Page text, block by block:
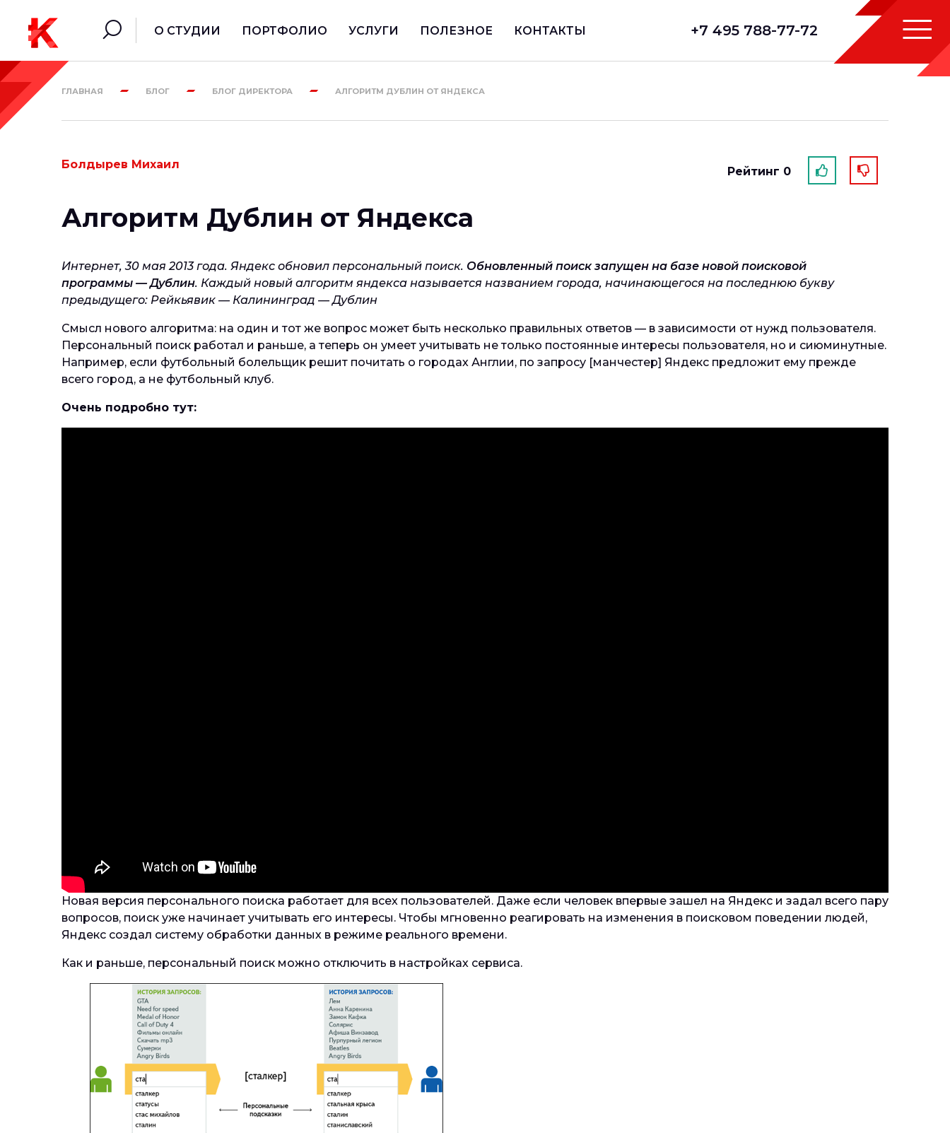
О СТУДИИ ПОРТФОЛИО УСЛУГИ ПОЛЕЗНОЕ КОНТАКТЫ +7 495 788-77-72
ГЛАВНАЯ БЛОГ БЛОГ ДИРЕКТОРА АЛГОРИТМ ДУБЛИН ОТ ЯНДЕКСА
Болдырев Михаил
Рейтинг 0
Алгоритм Дублин от Яндекса
Интернет, 30 мая 2013 года. Яндекс обновил персональный поиск. Обновленный поиск запущен на базе новой поисковой
программы — Дублин. Каждый новый алгоритм яндекса называется названием города, начинающегося на последнюю букву
предыдущего: Рейкьявик — Калининград — Дублин
Смысл нового алгоритма: на один и тот же вопрос может быть несколько правильных ответов — в зависимости от нужд пользователя.
Персональный поиск работал и раньше, а теперь он умеет учитывать не только постоянные интересы пользователя, но и сиюминутные.
Например, если футбольный болельщик решит почитать о городах Англии, по запросу [манчестер] Яндекс предложит ему прежде
всего город, а не футбольный клуб.
Очень подробно тут:
Новая версия персонального поиска работает для всех пользователей. Даже если человек впервые зашел на Яндекс и задал всего пару
вопросов, поиск уже начинает учитывать его интересы. Чтобы мгновенно реагировать на изменения в поисковом поведении людей,
Яндекс создал систему обработки данных в режиме реального времени.
Как и раньше, персональный поиск можно отключить в настройках сервиса.